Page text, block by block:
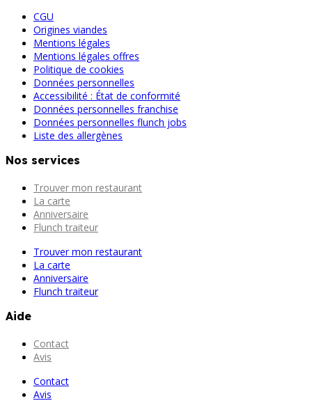
CGU
Origines viandes
Mentions légales
Mentions légales offres
Politique de cookies
Données personnelles
Accessibilité : État de conformité
Données personnelles franchise
Données personnelles flunch jobs
Liste des allergènes
Nos services
Trouver mon restaurant
La carte
Anniversaire
Flunch traiteur
Trouver mon restaurant
La carte
Anniversaire
Flunch traiteur
Aide
Contact
Avis
Contact
Avis